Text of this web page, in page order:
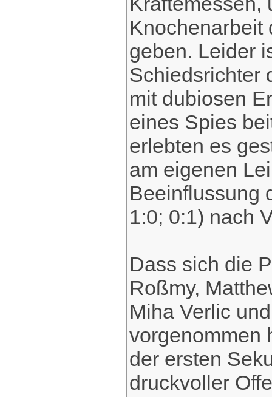
Knochenarbeit
geben. Leider
Schiedsrichter
mit dubiosen
eines Spies
erlebten es
am eigenen
Beeinflussung
1:0; 0:1) nach
Dass sich die
Roßmy,
Miha Verlic
vorgenommen
der ersten
druckvoller